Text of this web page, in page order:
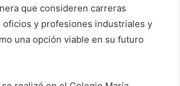
que consideren carreras
oficios y profesiones industriales y
una opción viable en su futuro